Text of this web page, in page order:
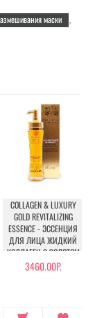
маски
COLLAGEN & LUXURY
GOLD REVITALIZING
ESSENCE - ЭССЕНЦИЯ
ДЛЯ ЛИЦА ЖИДКИЙ
КОЛЛАГЕН С ЗОЛОТОМ
3460.00Р.